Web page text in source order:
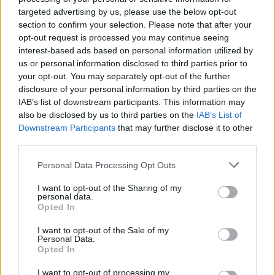
targeted advertising by us, please use the below opt-out
section to confirm your selection. Please note that after your
opt-out request is processed you may continue seeing
interest-based ads based on personal information utilized by
us or personal information disclosed to third parties prior to
your opt-out. You may separately opt-out of the further
disclosure of your personal information by third parties on the
IAB’s list of downstream participants. This information may
also be disclosed by us to third parties on the IAB’s List of
Downstream Participants that may further disclose it to other
Personal Data Processing Opt Outs
I want to opt-out of the Sharing of my
personal data.
Opted In
I want to opt-out of the Sale of my
Personal Data.
Opted In
I want to opt-out of processing my
Policijske postaje Celje. Iz enega vozila je storilec
ukradel žensko torbo s prenosnim računalnikom
ter denarnico z dokumenti in gotovino. Iz drugega
vozila je ukradel denarnico z gotovino.
V soboto, nekaj pred poldnevom, smo v Mežici
obravnavali požar. Zagorelo je v več stanovanjski
hiši. Ogenj je eno stanovanje v celoti uničil. Pet
oseb so zaradi zastrupitve z ogljikovim
monoksidom odpeljali v Splošno bolnišnico
Slovenj Gradec. Vsi so bolnišnico zapustili že v
popoldanskih urah. V omenjenem primeru zbiramo
obvestila v smeri suma storitve kaznivega dejanja